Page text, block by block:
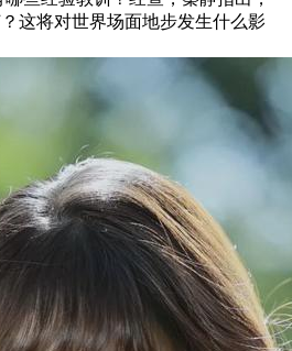
这将对世界场面地步发生什么影